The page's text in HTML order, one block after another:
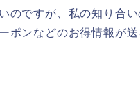
のですが、私の知り合
ポンなどのお得情報が